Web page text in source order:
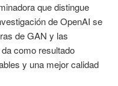
que distingue
de OpenAI se
de GAN y las
como resultado
y una mejor calidad